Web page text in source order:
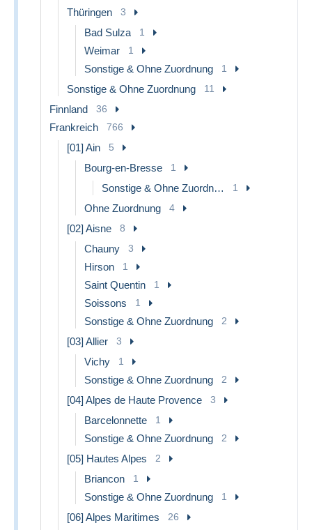
Thüringen 3
Bad Sulza 1
Weimar 1
Sonstige & Ohne Zuordnung 1
Sonstige & Ohne Zuordnung 11
Finnland 36
Frankreich 766
[01] Ain 5
Bourg-en-Bresse 1
Sonstige & Ohne Zuordnung 1
Ohne Zuordnung 4
[02] Aisne 8
Chauny 3
Hirson 1
Saint Quentin 1
Soissons 1
Sonstige & Ohne Zuordnung 2
[03] Allier 3
Vichy 1
Sonstige & Ohne Zuordnung 2
[04] Alpes de Haute Provence 3
Barcelonnette 1
Sonstige & Ohne Zuordnung 2
[05] Hautes Alpes 2
Briancon 1
Sonstige & Ohne Zuordnung 1
[06] Alpes Maritimes 26